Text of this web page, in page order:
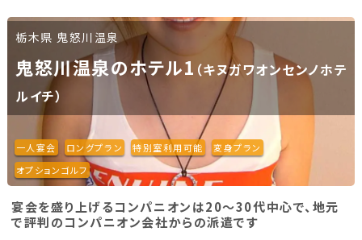
栃木県 鬼怒川温泉
鬼怒川温泉のホテル1 （キヌガワオンセンノホテ
ルイチ）
一人宴会 ロングプラン 特別室利用可能
変身プラン
オプションゴルフ
宴会を盛り上げるコンパニオンは20～30代中心で、地元
で評判のコンパニオン会社からの派遣です